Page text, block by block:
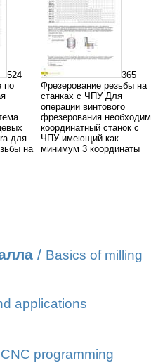
524
по
для
на
365
Фрезерование резьбы на
станках с ЧПУ Для
операции винтового
фрезерования необходим
координатный станок с
ЧПУ имеющий как
минимум 3 координаты
/ Basics of milling
applications
CNC programming